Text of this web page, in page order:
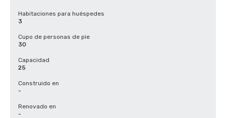
Habitaciones para huéspedes
3
Cupo de personas de pie
30
Capacidad
25
Construido en
-
Renovado en
-